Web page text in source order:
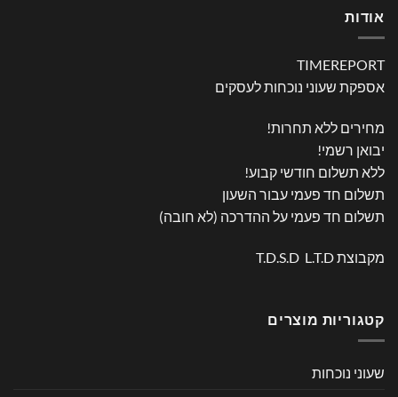
אודות
TIMEREPORT
אספקת שעוני נוכחות לעסקים
מחירים ללא תחרות!
יבואן רשמי!
ללא תשלום חודשי קבוע!
תשלום חד פעמי עבור השעון
תשלום חד פעמי על ההדרכה (לא חובה)
מקבוצת T.D.S.D L.T.D
קטגוריות מוצרים
שעוני נוכחות